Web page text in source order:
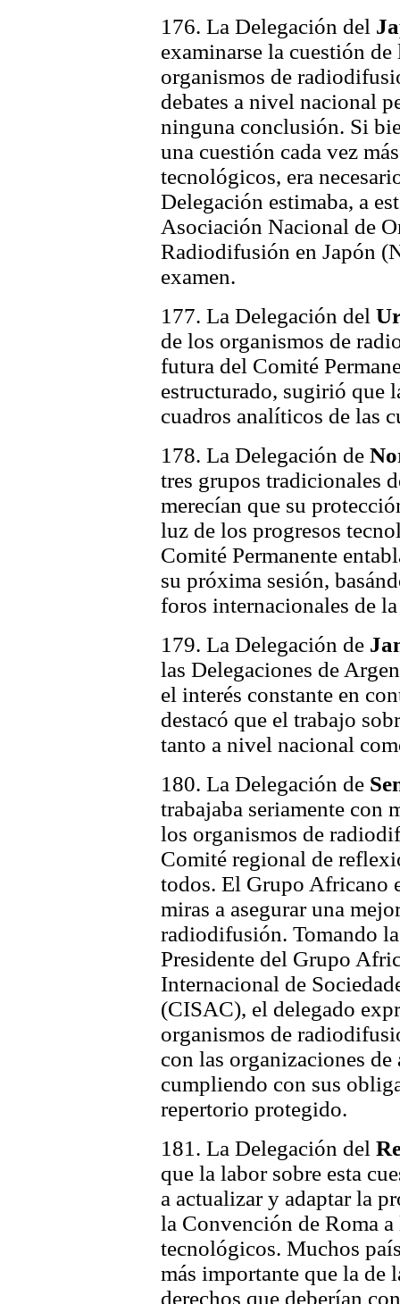
176. La Delegación del
examinarse la cuestión
organismos de
debates a nivel nacional
ninguna conclusión. Si
una cuestión cada vez
tecnológicos, era
Delegación estimaba, a
Asociación Nacional de
Radiodifusión en Japón
examen.
177. La Delegación del
de los organismos de
futura del Comité
estructurado, sugirió que
cuadros analíticos de las
178. La Delegación de
tres grupos tradicionales
merecían que su
luz de los progresos
Comité Permanente
su próxima sesión,
foros internacionales de
179. La Delegación de
las Delegaciones de
el interés constante en
destacó que el trabajo
tanto a nivel nacional
180. La Delegación de
trabajaba seriamente con
los organismos de
Comité regional de
todos. El Grupo Africano
miras a asegurar una
radiodifusión. Tomando
Presidente del Grupo
Internacional de
(CISAC), el delegado
organismos de
con las organizaciones
cumpliendo con sus
repertorio protegido.
181. La Delegación del
que la labor sobre esta
a actualizar y adaptar la
la Convención de Roma
tecnológicos. Muchos
más importante que la de
derechos que deberían